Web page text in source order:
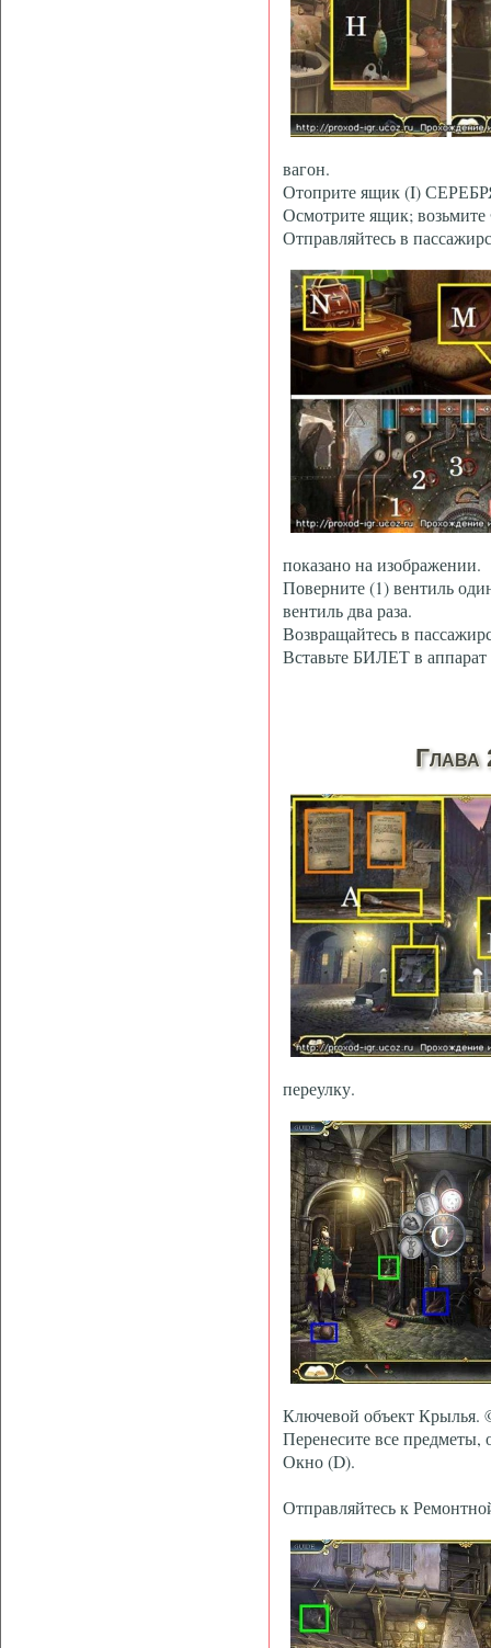
вагон.
Отоприте ящик (I)
Осмотрите ящик;
Отправляйтесь в
показано на изображении.
Поверните (1) вентиль
вентиль два раза.
Возвращайтесь в
Вставьте БИЛЕТ в
Глава
переулку.
Ключевой объект Крылья.
Перенесите все
Окно (D).
Отправляйтесь к